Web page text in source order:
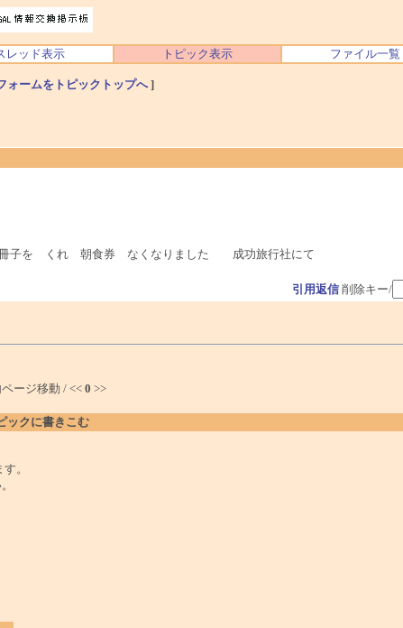
レッド表示 トピック表示 ファイル一覧
ォームをトピックトップへ]
子を くれ 朝食券 なくなりました 成功旅行社にて
引用返信 削除キー/
ージ移動 / << 0 >>
ックに書きこむ
。